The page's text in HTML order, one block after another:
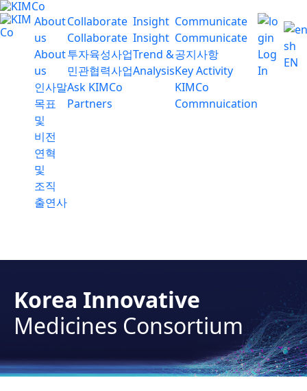
About
us
About
us
인사말
목표
및
비전
연혁
및
조직
출연사
Collaborate
Collaborate
투자육성사업
민관협력사업
Ask KIMCo
Partners
Insight
Insight
Trend &
Analysis
Communicate
Communicate
공지사항
Key Activity
KIMCo
Commnuication
Log
In
EN
Korea Innovative
Medicines Consortium